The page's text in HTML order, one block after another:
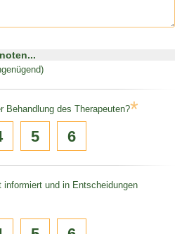
Behandlung des Therapeuten?*
5 6
und in Entscheidungen